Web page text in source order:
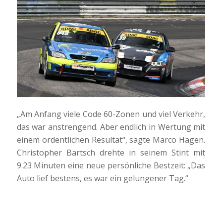
„Am Anfang viele Code 60-Zonen und viel Verkehr,
das war anstrengend. Aber endlich in Wertung mit
einem ordentlichen Resultat“, sagte Marco Hagen.
Christopher Bartsch drehte in seinem Stint mit
9.23 Minuten eine neue persönliche Bestzeit: „Das
Auto lief bestens, es war ein gelungener Tag.“